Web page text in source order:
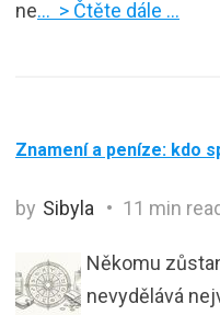
ne… > Čtěte dále …
Znamení a peníze: kdo
by Sibyla 11 min
Někomu
nevydělává